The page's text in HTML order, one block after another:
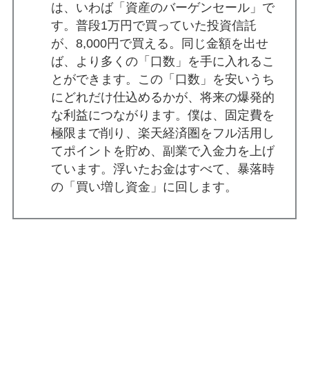
は、いわば「資産のバーゲンセール」で
す。普段1万円で買っていた投資信託
が、8,000円で買える。同じ金額を出せ
ば、より多くの「口数」を手に入れるこ
とができます。この「口数」を安いうち
にどれだけ仕込めるかが、将来の爆発的
な利益につながります。僕は、固定費を
極限まで削り、楽天経済圏をフル活用し
てポイントを貯め、副業で入金力を上げ
ています。浮いたお金はすべて、暴落時
の「買い増し資金」に回します。